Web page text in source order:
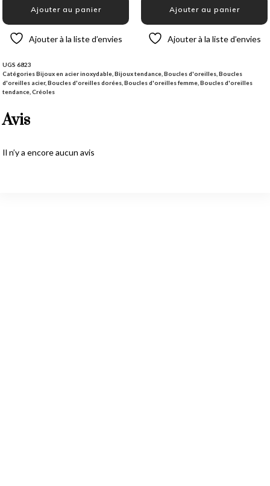
Ajouter au panier
Ajouter à la liste d’envies
Ajouter au panier
Ajouter à la liste d’envies
UGS 6823
CatégoriesBijoux en acier inoxydable Bijoux tendance Boucles d'oreilles Boucles
d'oreilles acier, Boucles d'oreilles dorées Boucles d'oreilles femme Boucles d'oreilles
tendance Créoles
Avis
Il n’y a encore aucun avis